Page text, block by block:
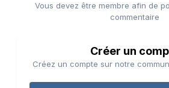
Vous devez être membre afin de
commentaire
Créer un
Créez un compte sur notre